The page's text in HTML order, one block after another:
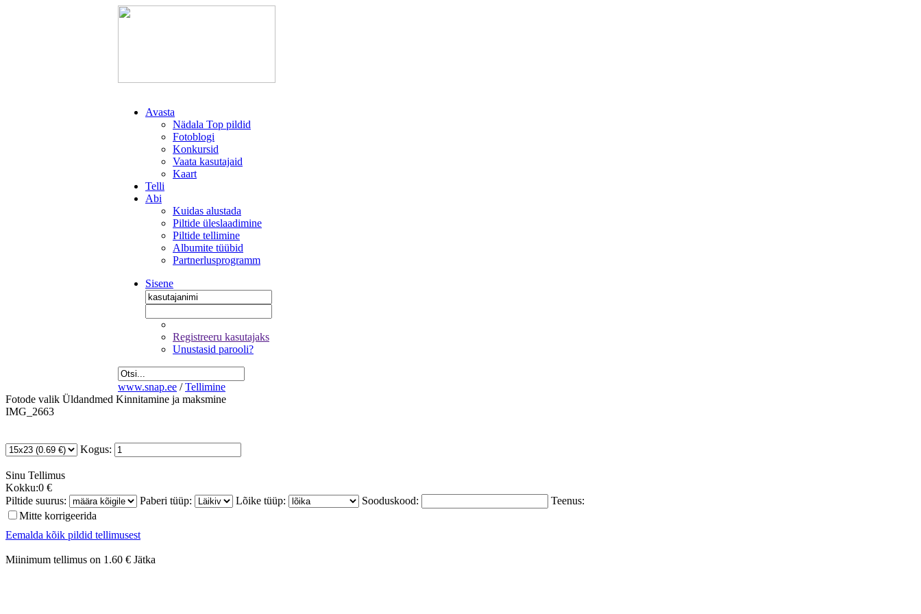
Avasta
Nädala Top pildid
Fotoblogi
Konkursid
Vaata kasutajaid
Kaart
Telli
Abi
Kuidas alustada
Piltide üleslaadimine
Piltide tellimine
Albumite tüübid
Partnerlusprogramm
Sisene
Registreeru kasutajaks
Unustasid parooli?
www.snap.ee / Tellimine
Fotode valik Üldandmed Kinnitamine ja maksmine
IMG_2663
Kogus:
Sinu Tellimus
Kokku:0 €
Piltide suurus:
Paberi tüüp: Lõike tüüp: Sooduskood:
Teenus:
Mitte korrigeerida
Eemalda kõik pildid tellimusest
Miinimum tellimus on 1.60 € Jätka